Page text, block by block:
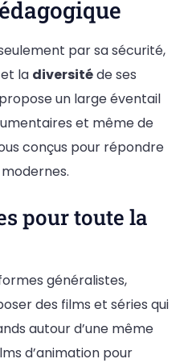
par sa sécurité,
et la diversitéde ses
un large éventail
et même de
conçus pour répondre
pour toute la
généralistes,
des films et séries qui
autour d’une même
d’animation pour